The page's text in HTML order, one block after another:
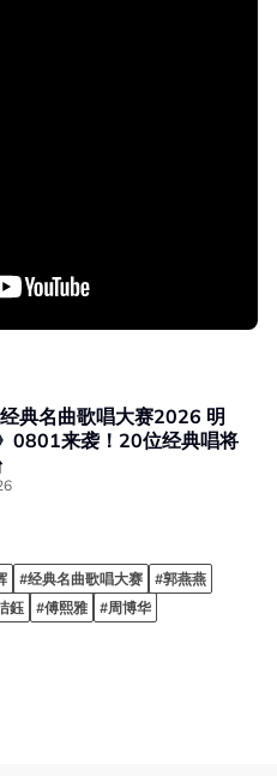
经典名曲歌唱大赛2026 明
0801来袭！20位经典唱将
#经典名曲歌唱大赛
#郭燕燕
鈺 #傅熙雅 #周博华